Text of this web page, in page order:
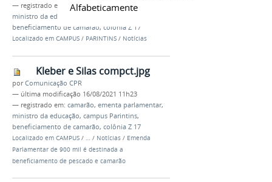
Alfabeticamente
— registrado em:
camarão,ementa parlamentar
ministro da educação
beneficiamento de camarão, colônia Z 17
Localizado em CAMPUS / PARINTINS / Notícias
Kleber e Silas compct.jpg
porComunicação CPR
— última modificação 16/08/2021 11h23
— registrado em: camarão, ementa parlamentar,
ministro da educação, campus Parintins,
beneficiamento de camarão, colônia Z 17
Localizado em CAMPUS / / Notícias / Emenda
Parlamentar de 900 mil é destinada a
beneficiamento de pescado e camarão